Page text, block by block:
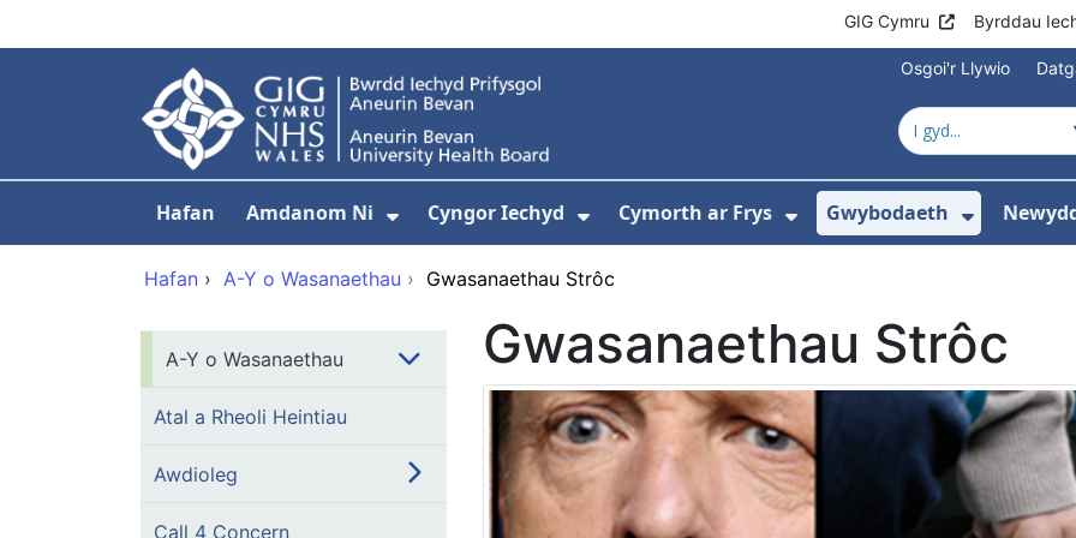
GIG Cymru Byrddau
Osgoi'r Llywio
Hafan Amdanom Ni
Dangos isddewislen ar gyfer Amdanom Ni
Cyngor Iechyd
Dangos isddewislen ar gyfer Cyngor
Cymorth ar Frys
Dangos isddewislen ar
Gwybodaeth
Dangos
Hafan › A-Y o Wasanaethau › Gwasanaethau Strôc
A-Y o Wasanaethau
Atal a Rheoli Heintiau
Awdioleg
Call 4 Concern
Gwasanaethau Strôc